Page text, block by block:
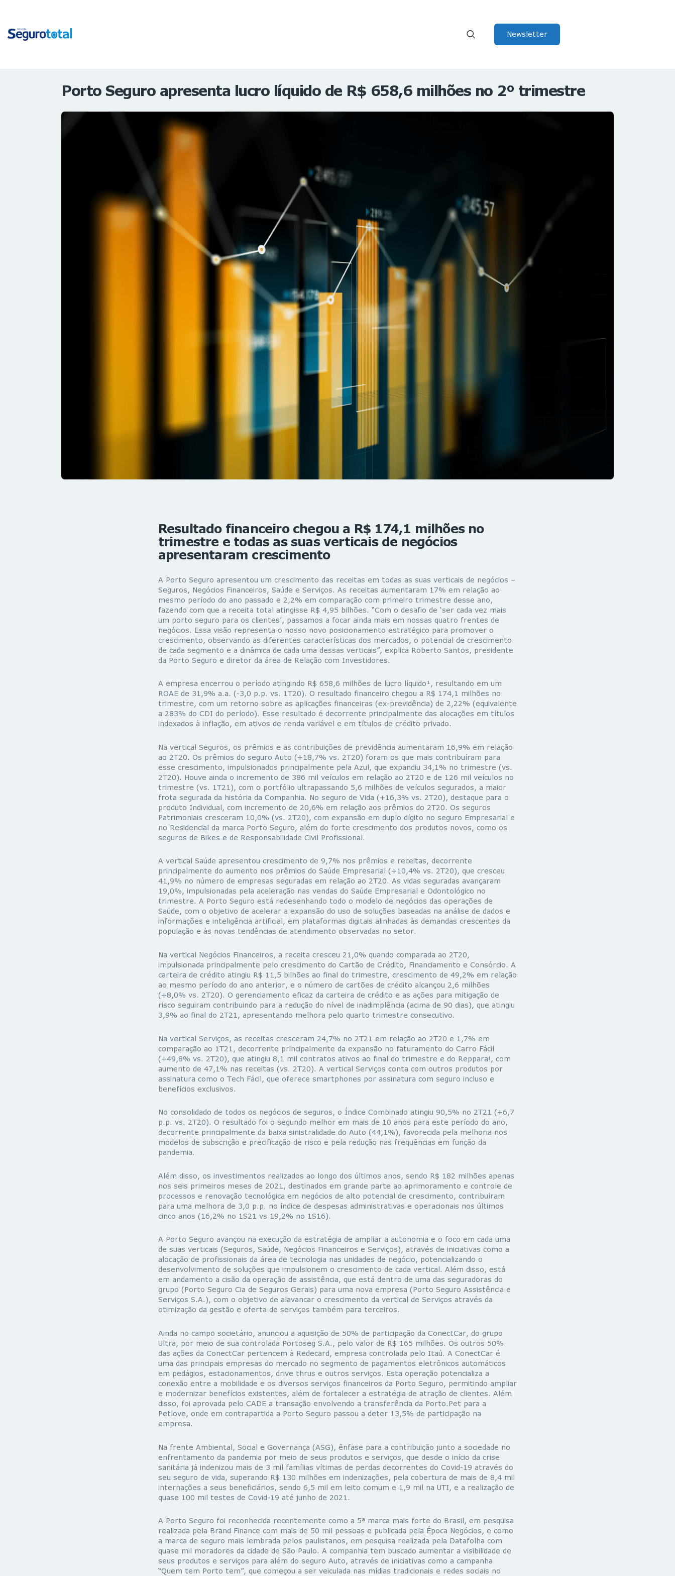
Newsletter
Porto Seguro apresenta lucro líquido de R$ 658,6 milhões no 2º trimestre
Resultado financeiro chegou a R$ 174,1 milhões no
trimestre e todas as suas verticais de negócios
apresentaram crescimento
A Porto Seguro apresentou um crescimento das receitas em todas as suas verticais de negócios –
Seguros, Negócios Financeiros, Saúde e Serviços. As receitas aumentaram 17% em relação ao
mesmo período do ano passado e 2,2% em comparação com primeiro trimestre desse ano,
fazendo com que a receita total atingisse R$ 4,95 bilhões. “Com o desafio de ‘ser cada vez mais
um porto seguro para os clientes’, passamos a focar ainda mais em nossas quatro frentes de
negócios. Essa visão representa o nosso novo posicionamento estratégico para promover o
crescimento, observando as diferentes características dos mercados, o potencial de crescimento
de cada segmento e a dinâmica de cada uma dessas verticais”, explica Roberto Santos, presidente
da Porto Seguro e diretor da área de Relação com Investidores.
A empresa encerrou o período atingindo R$ 658,6 milhões de lucro líquido¹, resultando em um
ROAE de 31,9% a.a. (-3,0 p.p. vs. 1T20). O resultado financeiro chegou a R$ 174,1 milhões no
trimestre, com um retorno sobre as aplicações financeiras (ex-previdência) de 2,22% (equivalente
a 283% do CDI do período). Esse resultado é decorrente principalmente das alocações em títulos
indexados à inflação, em ativos de renda variável e em títulos de crédito privado.
Na vertical Seguros, os prêmios e as contribuições de previdência aumentaram 16,9% em relação
ao 2T20. Os prêmios do seguro Auto (+18,7% vs. 2T20) foram os que mais contribuíram para
esse crescimento, impulsionados principalmente pela Azul, que expandiu 34,1% no trimestre (vs.
2T20). Houve ainda o incremento de 386 mil veículos em relação ao 2T20 e de 126 mil veículos no
trimestre (vs. 1T21), com o portfólio ultrapassando 5,6 milhões de veículos segurados, a maior
frota segurada da história da Companhia. No seguro de Vida (+16,3% vs. 2T20), destaque para o
produto Individual, com incremento de 20,6% em relação aos prêmios do 2T20. Os seguros
Patrimoniais cresceram 10,0% (vs. 2T20), com expansão em duplo dígito no seguro Empresarial e
no Residencial da marca Porto Seguro, além do forte crescimento dos produtos novos, como os
seguros de Bikes e de Responsabilidade Civil Profissional.
A vertical Saúde apresentou crescimento de 9,7% nos prêmios e receitas, decorrente
principalmente do aumento nos prêmios do Saúde Empresarial (+10,4% vs. 2T20), que cresceu
41,9% no número de empresas seguradas em relação ao 2T20. As vidas seguradas avançaram
19,0%, impulsionadas pela aceleração nas vendas do Saúde Empresarial e Odontológico no
trimestre. A Porto Seguro está redesenhando todo o modelo de negócios das operações de
Saúde, com o objetivo de acelerar a expansão do uso de soluções baseadas na análise de dados e
informações e inteligência artificial, em plataformas digitais alinhadas às demandas crescentes da
população e às novas tendências de atendimento observadas no setor.
Na vertical Negócios Financeiros, a receita cresceu 21,0% quando comparada ao 2T20,
impulsionada principalmente pelo crescimento do Cartão de Crédito, Financiamento e Consórcio. A
carteira de crédito atingiu R$ 11,5 bilhões ao final do trimestre, crescimento de 49,2% em relação
ao mesmo período do ano anterior, e o número de cartões de crédito alcançou 2,6 milhões
(+8,0% vs. 2T20). O gerenciamento eficaz da carteira de crédito e as ações para mitigação de
risco seguiram contribuindo para a redução do nível de inadimplência (acima de 90 dias), que atingiu
3,9% ao final do 2T21, apresentando melhora pelo quarto trimestre consecutivo.
Na vertical Serviços, as receitas cresceram 24,7% no 2T21 em relação ao 2T20 e 1,7% em
comparação ao 1T21, decorrente principalmente da expansão no faturamento do Carro Fácil
(+49,8% vs. 2T20), que atingiu 8,1 mil contratos ativos ao final do trimestre e do Reppara!, com
aumento de 47,1% nas receitas (vs. 2T20). A vertical Serviços conta com outros produtos por
assinatura como o Tech Fácil, que oferece smartphones por assinatura com seguro incluso e
benefícios exclusivos.
No consolidado de todos os negócios de seguros, o Índice Combinado atingiu 90,5% no 2T21 (+6,7
p.p. vs. 2T20). O resultado foi o segundo melhor em mais de 10 anos para este período do ano,
decorrente principalmente da baixa sinistralidade do Auto (44,1%), favorecida pela melhoria nos
modelos de subscrição e precificação de risco e pela redução nas frequências em função da
pandemia.
Além disso, os investimentos realizados ao longo dos últimos anos, sendo R$ 182 milhões apenas
nos seis primeiros meses de 2021, destinados em grande parte ao aprimoramento e controle de
processos e renovação tecnológica em negócios de alto potencial de crescimento, contribuíram
para uma melhora de 3,0 p.p. no índice de despesas administrativas e operacionais nos últimos
cinco anos (16,2% no 1S21 vs 19,2% no 1S16).
A Porto Seguro avançou na execução da estratégia de ampliar a autonomia e o foco em cada uma
de suas verticais (Seguros, Saúde, Negócios Financeiros e Serviços), através de iniciativas como a
alocação de profissionais da área de tecnologia nas unidades de negócio, potencializando o
desenvolvimento de soluções que impulsionem o crescimento de cada vertical. Além disso, está
em andamento a cisão da operação de assistência, que está dentro de uma das seguradoras do
grupo (Porto Seguro Cia de Seguros Gerais) para uma nova empresa (Porto Seguro Assistência e
Serviços S.A.), com o objetivo de alavancar o crescimento da vertical de Serviços através da
otimização da gestão e oferta de serviços também para terceiros.
Ainda no campo societário, anunciou a aquisição de 50% de participação da ConectCar, do grupo
Ultra, por meio de sua controlada Portoseg S.A., pelo valor de R$ 165 milhões. Os outros 50%
das ações da ConectCar pertencem à Redecard, empresa controlada pelo Itaú. A ConectCar é
uma das principais empresas do mercado no segmento de pagamentos eletrônicos automáticos
em pedágios, estacionamentos, drive thrus e outros serviços. Esta operação potencializa a
conexão entre a mobilidade e os diversos serviços financeiros da Porto Seguro, permitindo ampliar
e modernizar benefícios existentes, além de fortalecer a estratégia de atração de clientes. Além
disso, foi aprovada pelo CADE a transação envolvendo a transferência da Porto.Pet para a
Petlove, onde em contrapartida a Porto Seguro passou a deter 13,5% de participação na
empresa.
Na frente Ambiental, Social e Governança (ASG), ênfase para a contribuição junto a sociedade no
enfrentamento da pandemia por meio de seus produtos e serviços, que desde o início da crise
sanitária já indenizou mais de 3 mil famílias vítimas de perdas decorrentes do Covid-19 através do
seu seguro de vida, superando R$ 130 milhões em indenizações, pela cobertura de mais de 8,4 mil
internações a seus beneficiários, sendo 6,5 mil em leito comum e 1,9 mil na UTI, e a realização de
quase 100 mil testes de Covid-19 até junho de 2021.
A Porto Seguro foi reconhecida recentemente como a 5ª marca mais forte do Brasil, em pesquisa
realizada pela Brand Finance com mais de 50 mil pessoas e publicada pela Época Negócios, e como
a marca de seguro mais lembrada pelos paulistanos, em pesquisa realizada pela Datafolha com
quase mil moradores da cidade de São Paulo. A companhia tem buscado aumentar a visibilidade de
seus produtos e serviços para além do seguro Auto, através de iniciativas como a campanha
“Quem tem Porto tem”, que começou a ser veiculada nas mídias tradicionais e redes sociais no